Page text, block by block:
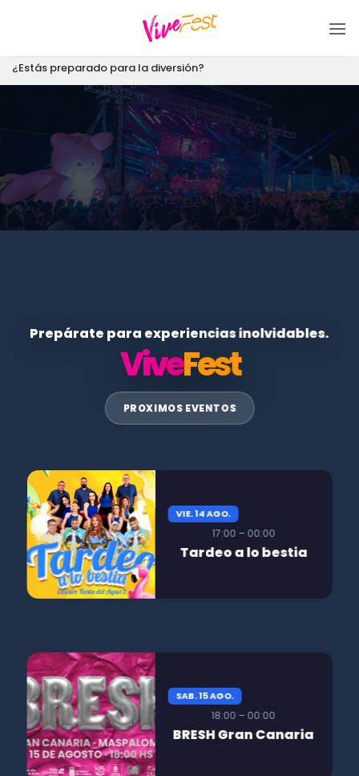
¿Estás preparado para la diversión?
Prepárate para experiencias inolvidables.
ViveFest
PROXIMOS EVENTOS
VIE. 14 AGO.
17:00 – 00:00
Tardeo a lo bestia
SAB. 15 AGO.
18:00 – 00:00
BRESH Gran Canaria